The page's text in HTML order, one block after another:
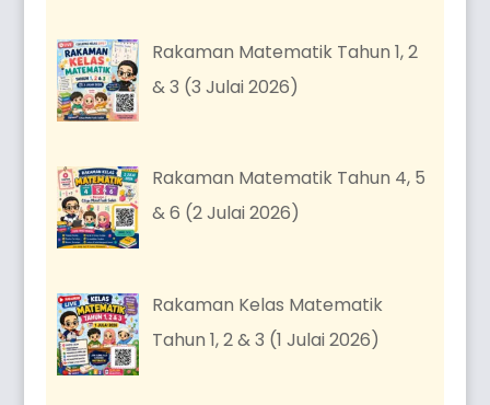
Rakaman Matematik Tahun 1, 2
& 3 (3 Julai 2026)
Rakaman Matematik Tahun 4, 5
& 6 (2 Julai 2026)
Rakaman Kelas Matematik
Tahun 1, 2 & 3 (1 Julai 2026)